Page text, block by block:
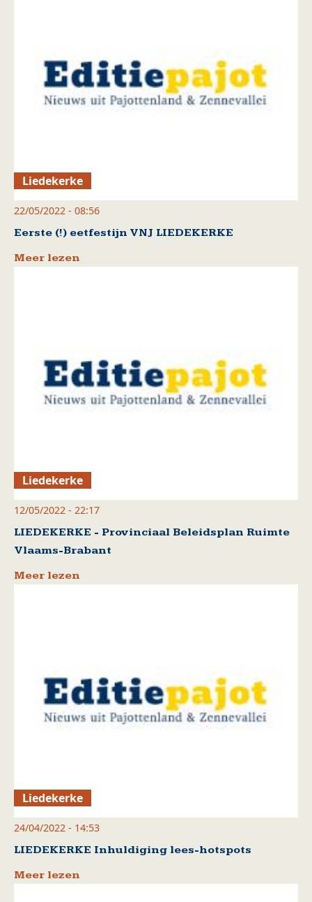
Liedekerke
22/05/2022 - 08:56
Eerste (!) eetfestijn VNJ LIEDEKERKE
Meer lezen
Liedekerke
12/05/2022 - 22:17
LIEDEKERKE - Provinciaal Beleidsplan Ruimte
Vlaams-Brabant
Meer lezen
Liedekerke
24/04/2022 - 14:53
LIEDEKERKE Inhuldiging lees-hotspots
Meer lezen